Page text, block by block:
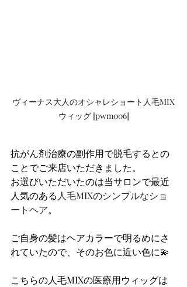
ヴィーナス大人のオシャレショート人毛MIX
ウィッグ [pwm006]
抗がん剤治療の副作用で脱毛するとの
ことでご来店いただきました。
お選びいただいたのは当サロンで最近
人気のある 人毛MIXのシンプルなショ
ートヘア。
ご自身の髪はヘアカラーで明るめにさ
れていたので、そのお色に近い色に💫
こちらの人毛MIXの医療用ウィッグは